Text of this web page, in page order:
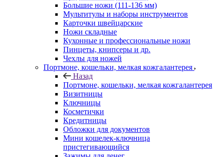
Большие ножи (111-136 мм)
Мультитулы и наборы инструментов
Карточки швейцарские
Ножи складные
Кухонные и профессиональные ножи
Пинцеты, книпсеры и др.
Чехлы для ножей
Портмоне, кошельки, мелкая кожгалантерея
Назад
Портмоне, кошельки, мелкая кожгалантерея
Визитницы
Ключницы
Косметички
Кредитницы
Обложки для документов
Мини кошелек-ключница
пристегивающийся